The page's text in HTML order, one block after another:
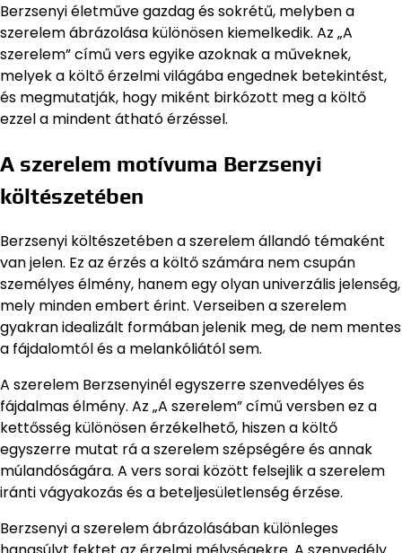
Berzsenyi életműve gazdag és sokrétű, melyben a
szerelem ábrázolása különösen kiemelkedik. Az „A
szerelem” című vers egyike azoknak a műveknek,
melyek a költő érzelmi világába engednek betekintést,
és megmutatják, hogy miként birkózott meg a költő
ezzel a mindent átható érzéssel.
A szerelem motívuma Berzsenyi
költészetében
Berzsenyi költészetében a szerelem állandó témaként
van jelen. Ez az érzés a költő számára nem csupán
személyes élmény, hanem egy olyan univerzális jelenség,
mely minden embert érint. Verseiben a szerelem
gyakran idealizált formában jelenik meg, de nem mentes
a fájdalomtól és a melankóliától sem.
A szerelem Berzsenyinél egyszerre szenvedélyes és
fájdalmas élmény. Az „A szerelem” című versben ez a
kettősség különösen érzékelhető, hiszen a költő
egyszerre mutat rá a szerelem szépségére és annak
múlandóságára. A vers sorai között felsejlik a szerelem
iránti vágyakozás és a beteljesületlenség érzése.
Berzsenyi a szerelem ábrázolásában különleges